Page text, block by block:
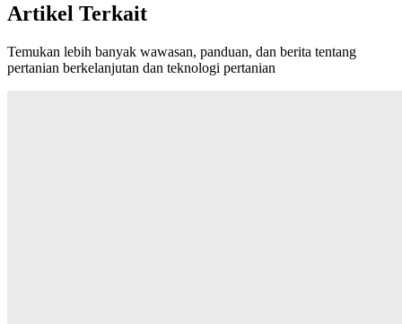
Artikel Terkait
Temukan lebih banyak wawasan, panduan, dan berita tentang
pertanian berkelanjutan dan teknologi pertanian